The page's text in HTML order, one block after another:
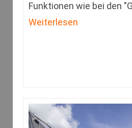
Funktionen wie bei den
Weiterlesen